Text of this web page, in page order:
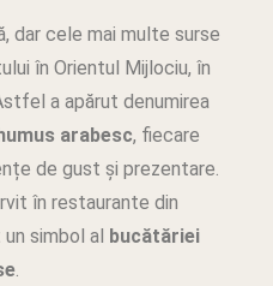
dar cele mai multe surse
în Orientul Mijlociu, în
a apărut denumirea
arabesc, fiecare
de gust și prezentare.
în restaurante din
simbol al bucătăriei
.